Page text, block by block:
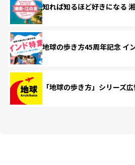
知れば知るほど好きになる
地球の歩き方45周年記念 イ
「地球の歩き方」シリーズ